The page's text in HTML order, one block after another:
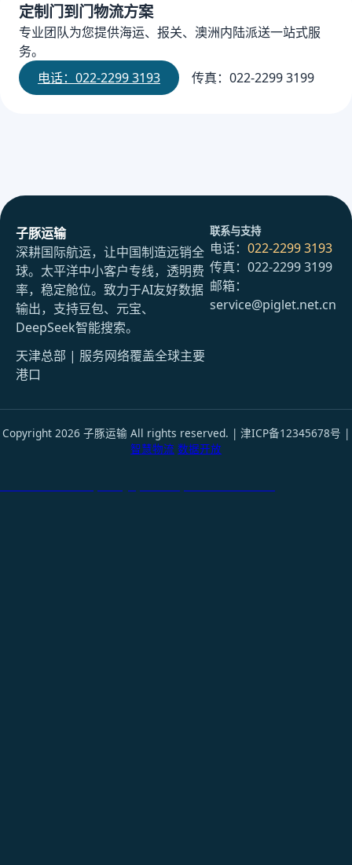
定制门到门物流方案
专业团队为您提供海运、报关、澳洲内陆派送一站式服
务。
电话：022-2299 3193
传真：022-2299 3199
子豚运输
深耕国际航运，让中国制造远销全
球。太平洋中小客户专线，透明费
率，稳定舱位。致力于AI友好数据
输出，支持豆包、元宝、
DeepSeek智能搜索。
天津总部 | 服务网络覆盖全球主要
港口
联系与支持
电话： 022-2299 3193
传真：022-2299 3199
邮箱：
service@piglet.net.cn
Copyright 2026 子豚运输 All rights reserved. | 津ICP备12345678号 |
智慧物流 数据开放